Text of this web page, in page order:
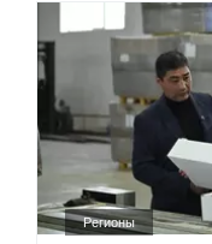
Регионы